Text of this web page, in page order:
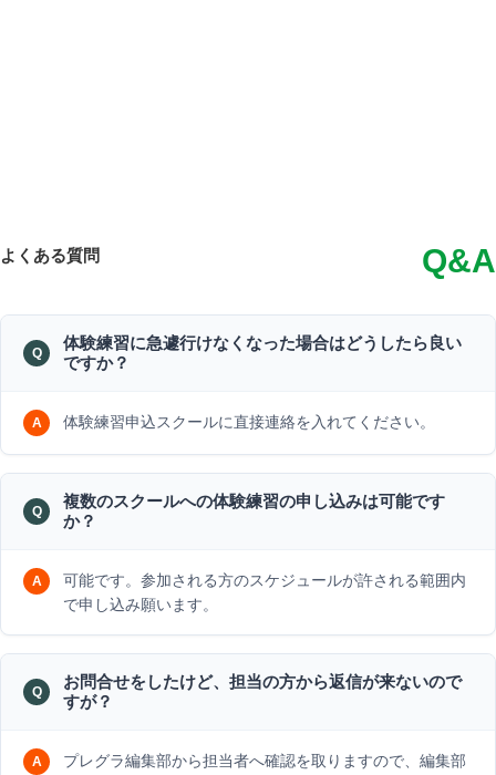
よくある質問 Q&A
体験練習に急遽行けなくなった場合はどうしたら良い
ですか？
体験練習申込スクールに直接連絡を入れてください。
複数のスクールへの体験練習の申し込みは可能です
か？
可能です。参加される方のスケジュールが許される範囲内
で申し込み願います。
お問合せをしたけど、担当の方から返信が来ないので
すが？
プレグラ編集部から担当者へ確認を取りますので、編集部